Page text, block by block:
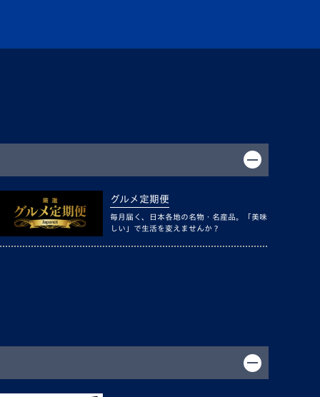
グルメ定期便
毎月届く、日本各地の名物・名産品。「美味
しい」で生活を変えませんか？